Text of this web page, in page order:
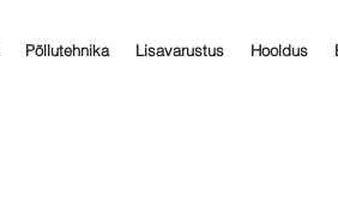
Põllutehnika Lisavarustus Hooldus